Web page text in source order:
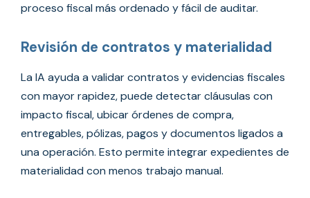
proceso fiscal más ordenado y fácil de auditar.
Revisión de contratos y materialidad
La IA ayuda a validar contratos y evidencias fiscales
con mayor rapidez, puede detectar cláusulas con
impacto fiscal, ubicar órdenes de compra,
entregables, pólizas, pagos y documentos ligados a
una operación. Esto permite integrar expedientes de
materialidad con menos trabajo manual.